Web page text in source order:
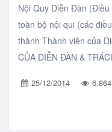
Nội Quy Diễn Đàn
toàn bộ nội qui (các
thành Thành viên của
CỦA DIỄN ĐÀN &
25/12/2014 6,864